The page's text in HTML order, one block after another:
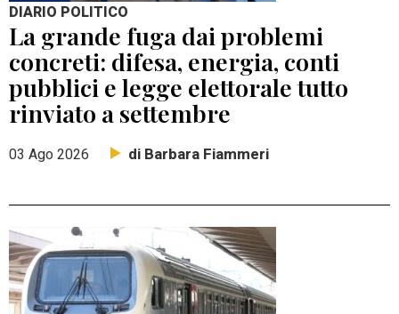
DIARIO POLITICO
La grande fuga dai problemi
concreti: difesa, energia, conti
pubblici e legge elettorale tutto
rinviato a settembre
03 Ago 2026 di Barbara Fiammeri